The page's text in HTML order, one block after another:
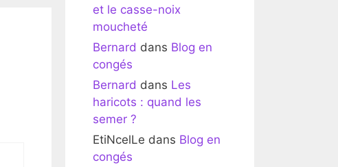
et le casse-noix
moucheté
Bernard dans Blog en
congés
Bernard dans Les
haricots : quand les
semer ?
EtiNcelLe dans Blog en
congés